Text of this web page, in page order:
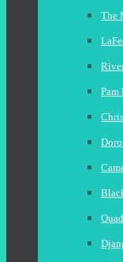
The
Pam